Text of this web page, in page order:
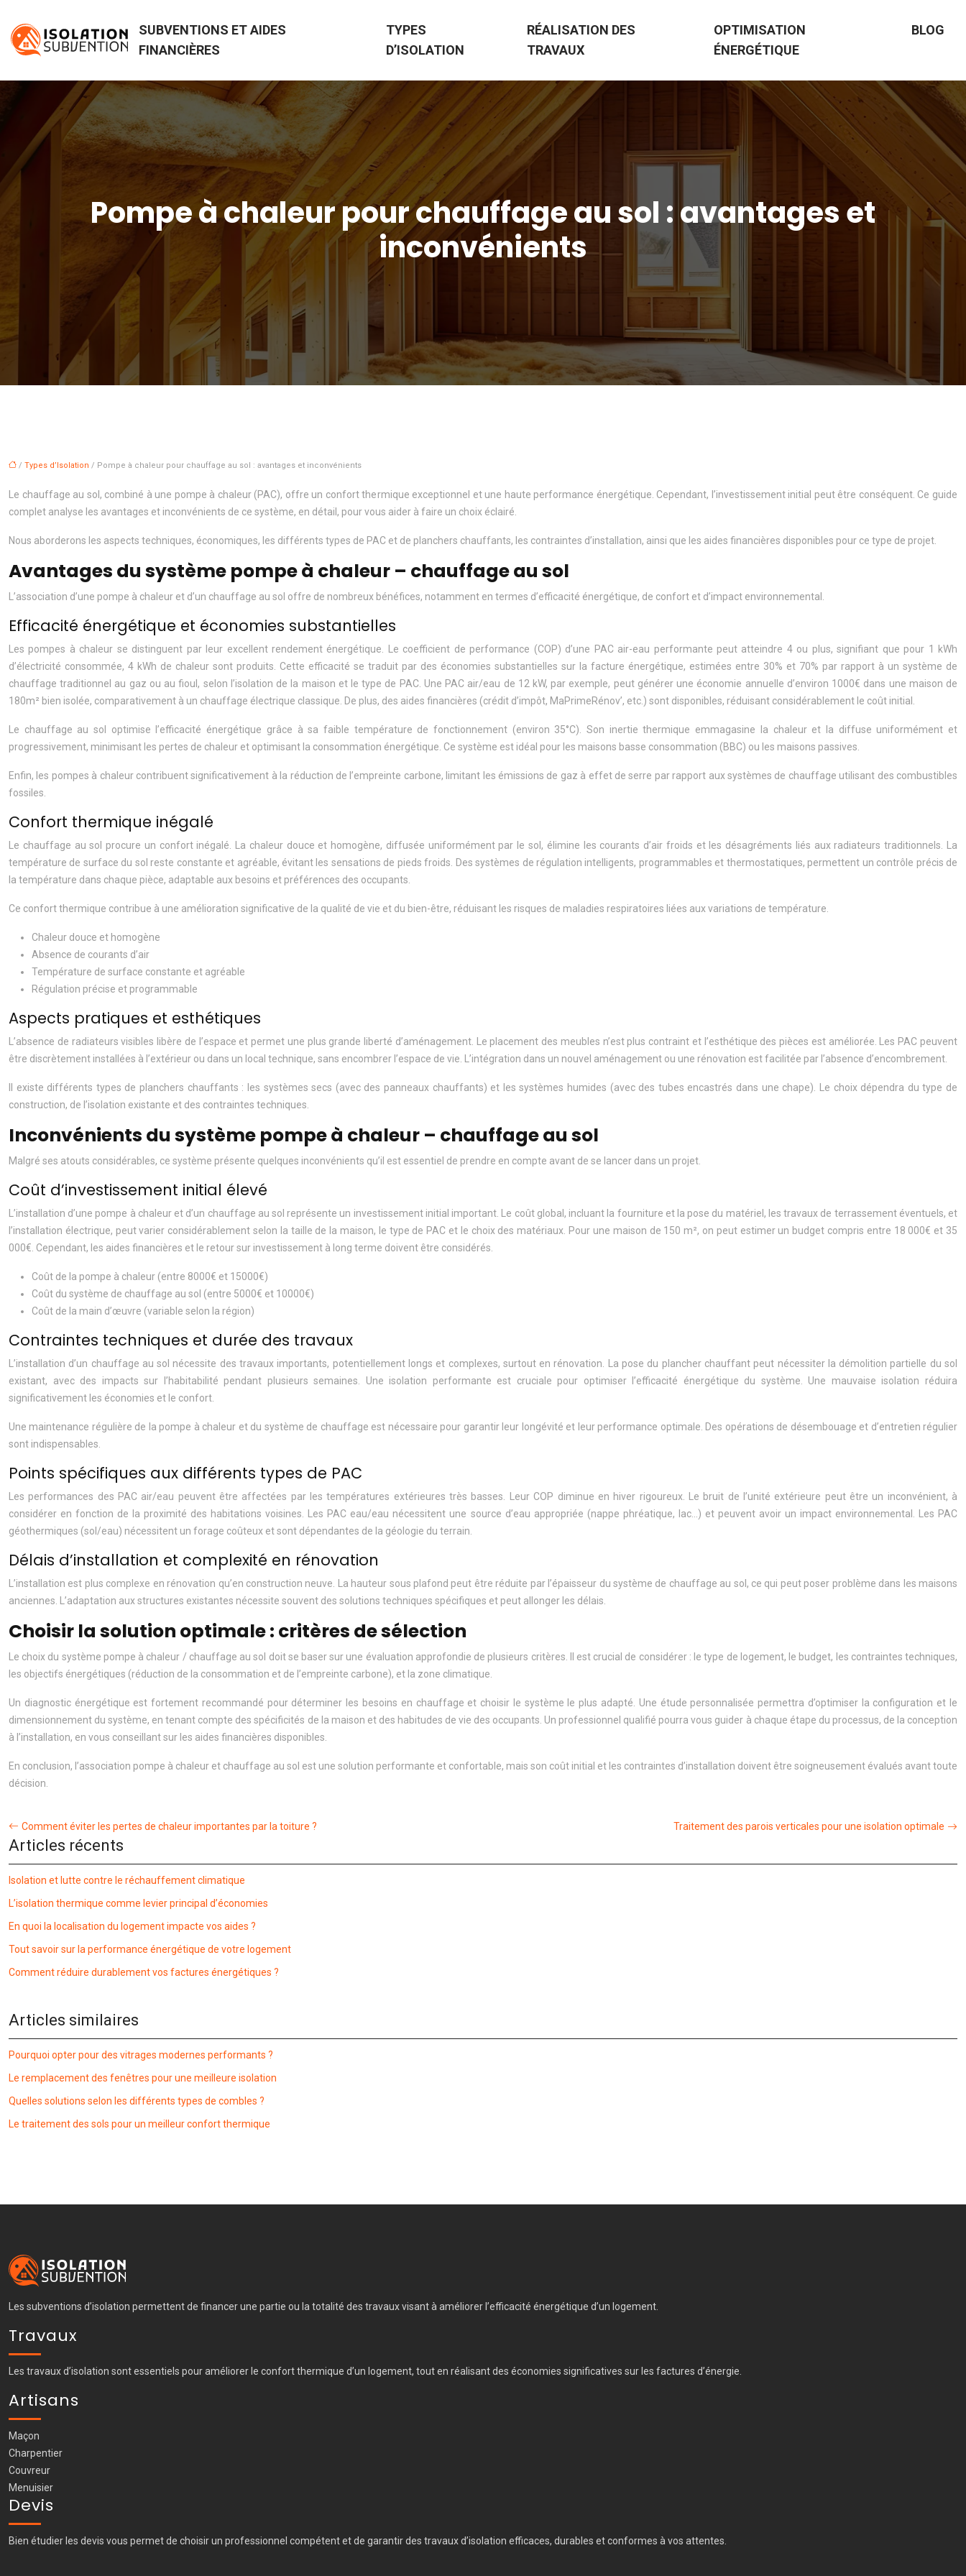
SUBVENTIONS ET AIDES
FINANCIÈRES
TYPES
D’ISOLATION
RÉALISATION DES
TRAVAUX
OPTIMISATION
ÉNERGÉTIQUE
BLOG
Pompe à chaleur pour chauffage au sol : avantages et
inconvénients
/ Types d’Isolation / Pompe à chaleur pour chauffage au sol : avantages et inconvénients
Le chauffage au sol, combiné à une pompe à chaleur (PAC), offre un confort thermique exceptionnel et une haute performance énergétique. Cependant, l’investissement initial peut être conséquent. Ce guide
complet analyse les avantages et inconvénients de ce système, en détail, pour vous aider à faire un choix éclairé.
Nous aborderons les aspects techniques, économiques, les différents types de PAC et de planchers chauffants, les contraintes d’installation, ainsi que les aides financières disponibles pour ce type de projet.
Avantages du système pompe à chaleur – chauffage au sol
L’association d’une pompe à chaleur et d’un chauffage au sol offre de nombreux bénéfices, notamment en termes d’efficacité énergétique, de confort et d’impact environnemental.
Efficacité énergétique et économies substantielles
Les pompes à chaleur se distinguent par leur excellent rendement énergétique. Le coefficient de performance (COP) d’une PAC air-eau performante peut atteindre 4 ou plus, signifiant que pour 1 kWh
d’électricité consommée, 4 kWh de chaleur sont produits. Cette efficacité se traduit par des économies substantielles sur la facture énergétique, estimées entre 30% et 70% par rapport à un système de
chauffage traditionnel au gaz ou au fioul, selon l’isolation de la maison et le type de PAC. Une PAC air/eau de 12 kW, par exemple, peut générer une économie annuelle d’environ 1000€ dans une maison de
180m² bien isolée, comparativement à un chauffage électrique classique. De plus, des aides financières (crédit d’impôt, MaPrimeRénov’, etc.) sont disponibles, réduisant considérablement le coût initial.
Le chauffage au sol optimise l’efficacité énergétique grâce à sa faible température de fonctionnement (environ 35°C). Son inertie thermique emmagasine la chaleur et la diffuse uniformément et
progressivement, minimisant les pertes de chaleur et optimisant la consommation énergétique. Ce système est idéal pour les maisons basse consommation (BBC) ou les maisons passives.
Enfin, les pompes à chaleur contribuent significativement à la réduction de l’empreinte carbone, limitant les émissions de gaz à effet de serre par rapport aux systèmes de chauffage utilisant des combustibles
fossiles.
Confort thermique inégalé
Le chauffage au sol procure un confort inégalé. La chaleur douce et homogène, diffusée uniformément par le sol, élimine les courants d’air froids et les désagréments liés aux radiateurs traditionnels. La
température de surface du sol reste constante et agréable, évitant les sensations de pieds froids. Des systèmes de régulation intelligents, programmables et thermostatiques, permettent un contrôle précis de
la température dans chaque pièce, adaptable aux besoins et préférences des occupants.
Ce confort thermique contribue à une amélioration significative de la qualité de vie et du bien-être, réduisant les risques de maladies respiratoires liées aux variations de température.
Chaleur douce et homogène
Absence de courants d’air
Température de surface constante et agréable
Régulation précise et programmable
Aspects pratiques et esthétiques
L’absence de radiateurs visibles libère de l’espace et permet une plus grande liberté d’aménagement. Le placement des meubles n’est plus contraint et l’esthétique des pièces est améliorée. Les PAC peuvent
être discrètement installées à l’extérieur ou dans un local technique, sans encombrer l’espace de vie. L’intégration dans un nouvel aménagement ou une rénovation est facilitée par l’absence d’encombrement.
Il existe différents types de planchers chauffants : les systèmes secs (avec des panneaux chauffants) et les systèmes humides (avec des tubes encastrés dans une chape). Le choix dépendra du type de
construction, de l’isolation existante et des contraintes techniques.
Inconvénients du système pompe à chaleur – chauffage au sol
Malgré ses atouts considérables, ce système présente quelques inconvénients qu’il est essentiel de prendre en compte avant de se lancer dans un projet.
Coût d’investissement initial élevé
L’installation d’une pompe à chaleur et d’un chauffage au sol représente un investissement initial important. Le coût global, incluant la fourniture et la pose du matériel, les travaux de terrassement éventuels, et
l’installation électrique, peut varier considérablement selon la taille de la maison, le type de PAC et le choix des matériaux. Pour une maison de 150 m², on peut estimer un budget compris entre 18 000€ et 35
000€. Cependant, les aides financières et le retour sur investissement à long terme doivent être considérés.
Coût de la pompe à chaleur (entre 8000€ et 15000€)
Coût du système de chauffage au sol (entre 5000€ et 10000€)
Coût de la main d’œuvre (variable selon la région)
Contraintes techniques et durée des travaux
L’installation d’un chauffage au sol nécessite des travaux importants, potentiellement longs et complexes, surtout en rénovation. La pose du plancher chauffant peut nécessiter la démolition partielle du sol
existant, avec des impacts sur l’habitabilité pendant plusieurs semaines. Une isolation performante est cruciale pour optimiser l’efficacité énergétique du système. Une mauvaise isolation réduira
significativement les économies et le confort.
Une maintenance régulière de la pompe à chaleur et du système de chauffage est nécessaire pour garantir leur longévité et leur performance optimale. Des opérations de désembouage et d’entretien régulier
sont indispensables.
Points spécifiques aux différents types de PAC
Les performances des PAC air/eau peuvent être affectées par les températures extérieures très basses. Leur COP diminue en hiver rigoureux. Le bruit de l’unité extérieure peut être un inconvénient, à
considérer en fonction de la proximité des habitations voisines. Les PAC eau/eau nécessitent une source d’eau appropriée (nappe phréatique, lac…) et peuvent avoir un impact environnemental. Les PAC
géothermiques (sol/eau) nécessitent un forage coûteux et sont dépendantes de la géologie du terrain.
Délais d’installation et complexité en rénovation
L’installation est plus complexe en rénovation qu’en construction neuve. La hauteur sous plafond peut être réduite par l’épaisseur du système de chauffage au sol, ce qui peut poser problème dans les maisons
anciennes. L’adaptation aux structures existantes nécessite souvent des solutions techniques spécifiques et peut allonger les délais.
Choisir la solution optimale : critères de sélection
Le choix du système pompe à chaleur / chauffage au sol doit se baser sur une évaluation approfondie de plusieurs critères. Il est crucial de considérer : le type de logement, le budget, les contraintes techniques,
les objectifs énergétiques (réduction de la consommation et de l’empreinte carbone), et la zone climatique.
Un diagnostic énergétique est fortement recommandé pour déterminer les besoins en chauffage et choisir le système le plus adapté. Une étude personnalisée permettra d’optimiser la configuration et le
dimensionnement du système, en tenant compte des spécificités de la maison et des habitudes de vie des occupants. Un professionnel qualifié pourra vous guider à chaque étape du processus, de la conception
à l’installation, en vous conseillant sur les aides financières disponibles.
En conclusion, l’association pompe à chaleur et chauffage au sol est une solution performante et confortable, mais son coût initial et les contraintes d’installation doivent être soigneusement évalués avant toute
décision.
Comment éviter les pertes de chaleur importantes par la toiture ? Traitement des parois verticales pour une isolation optimale
Articles récents
Isolation et lutte contre le réchauffement climatique
L’isolation thermique comme levier principal d’économies
En quoi la localisation du logement impacte vos aides ?
Tout savoir sur la performance énergétique de votre logement
Comment réduire durablement vos factures énergétiques ?
Articles similaires
Pourquoi opter pour des vitrages modernes performants ?
Le remplacement des fenêtres pour une meilleure isolation
Quelles solutions selon les différents types de combles ?
Le traitement des sols pour un meilleur confort thermique
Les subventions d’isolation permettent de financer une partie ou la totalité des travaux visant à améliorer l’efficacité énergétique d’un logement.
Travaux
Les travaux d’isolation sont essentiels pour améliorer le confort thermique d’un logement, tout en réalisant des économies significatives sur les factures d’énergie.
Artisans
Maçon
Charpentier
Couvreur
Menuisier
Devis
Bien étudier les devis vous permet de choisir un professionnel compétent et de garantir des travaux d’isolation efficaces, durables et conformes à vos attentes.